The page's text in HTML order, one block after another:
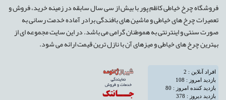
فروشگاه چرخ خیاطی کاظم پور با بیش از سی سال سابقه در زمینه خرید، فروش و
تعمیرات چرخ های خیاطی و ماشین های بافندگی برادر آماده خدمت رسانی به
صورت سنتی و اینترنتی به هموطنان گرامی می باشد. در این سایت مجموعه ای از
بهترین چرخ های خیاطی و میزهای آن با نازل ترین قیمت ارائه می شود.